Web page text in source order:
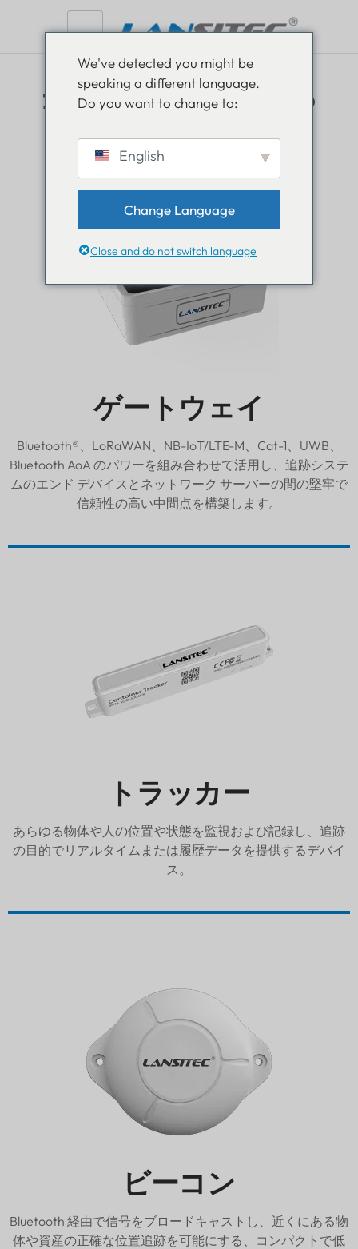
当社のデバイスを見る
ゲートウェイ
Bluetooth®、LoRaWAN、NB-IoT/LTE-M、Cat-1、UWB、
Bluetooth AoA のパワーを組み合わせて活用し、追跡システ
ムのエンド デバイスとネットワーク サーバーの間の堅牢で
信頼性の高い中間点を構築します。
トラッカー
あらゆる物体や人の位置や状態を監視および記録し、追跡
の目的でリアルタイムまたは履歴データを提供するデバイ
ス。
ビーコン
Bluetooth 経由で信号をブロードキャストし、近くにある物
体や資産の正確な位置追跡を可能にする、コンパクトで低
We've detected you might be
speaking a different language.
Do you want to change to:
English
Change Language
Close and do not switch language